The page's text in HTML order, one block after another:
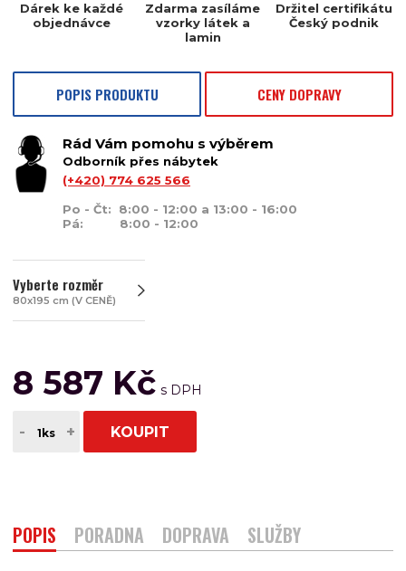
Dárek ke každé
objednávce
Zdarma zasíláme
vzorky látek a
lamin
Držitel certifikátu
Český podnik
POPIS PRODUKTU CENY DOPRAVY
Rád Vám pomohu s výběrem
Odborník přes nábytek
(+420) 774 625 566
Po - Čt: 8:00 - 12:00 a 13:00 - 16:00
Pá: 8:00 - 12:00
Vyberte rozměr
80x195 cm (V CENĚ)
8 587 Kč
- + KOUPIT
POPIS PORADNA DOPRAVA SLUŽBY